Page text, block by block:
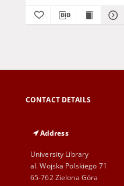
CONTACT DETAILS
Address
University Library
al. Wojska Polskiego 71
65-762 Zielona Góra